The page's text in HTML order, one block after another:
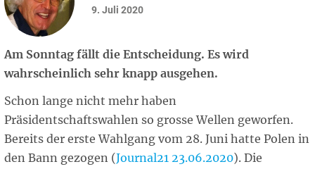
9. Juli 2020
Am Sonntag fällt die Entscheidung. Es wird
wahrscheinlich sehr knapp ausgehen.
Schon lange nicht mehr haben
Präsidentschaftswahlen so grosse Wellen geworfen.
Bereits der erste Wahlgang vom 28. Juni hatte Polen in
den Bann gezogen (Journal21 23.06.2020). Die